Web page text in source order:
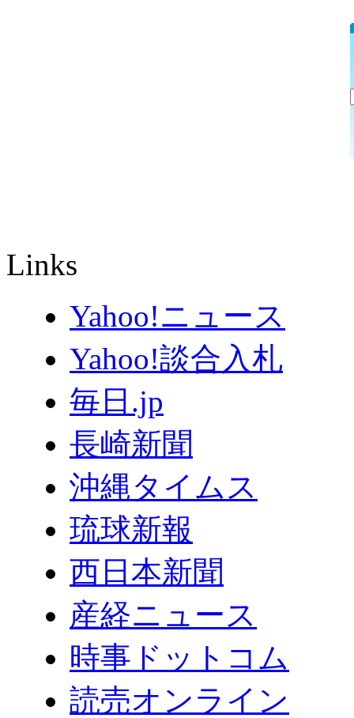
Links
Yahoo!ニュース
Yahoo!談合入札
毎日.jp
長崎新聞
沖縄タイムス
琉球新報
西日本新聞
産経ニュース
時事ドットコム
読売オンライン